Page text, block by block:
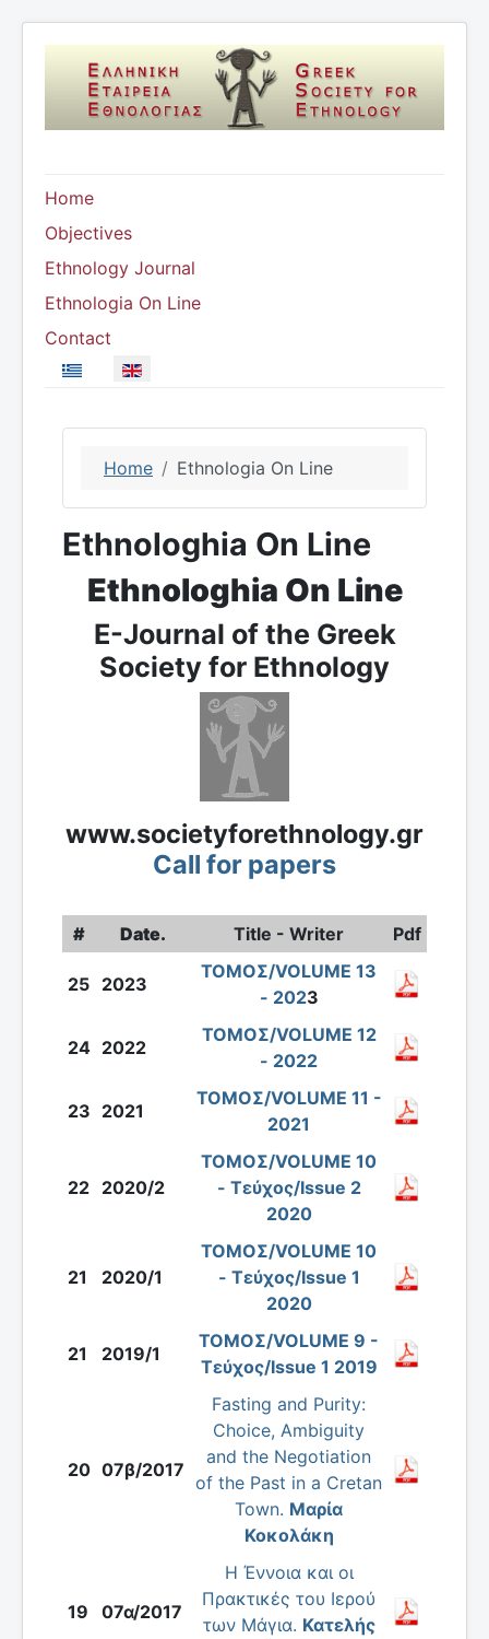
Home
Objectives
Ethnology Journal
Ethnologia On Line
Contact
Select your language
Home Ethnologia On Line
Ethnologhia On Line
Ethnologhia On Line
E-Journal of the Greek
Society for Ethnology
www.societyforethnology.gr
Call for papers
# Date. Title - Writer Pdf
25 2023
ΤΟΜΟΣ/VOLUME 13
- 2023
24 2022
ΤΟΜΟΣ/VOLUME 12
- 2022
23 2021
ΤΟΜΟΣ/VOLUME 11 -
2021
22 2020/2
ΤΟΜΟΣ/VOLUME 10
- Τεύχος/Issue 2
2020
21 2020/1
ΤΟΜΟΣ/VOLUME 10
- Τεύχος/Issue 1
2020
21 2019/1
ΤΟΜΟΣ/VOLUME 9 -
Τεύχος/Issue 1 2019
20 07β/2017
Fasting and Purity:
Choice, Ambiguity
and the Negotiation
of the Past in a Cretan
Town. Μαρία
Κοκολάκη
19 07α/2017
Η Έννοια και οι
Πρακτικές του Ιερού
των Μάγια. Κατελής